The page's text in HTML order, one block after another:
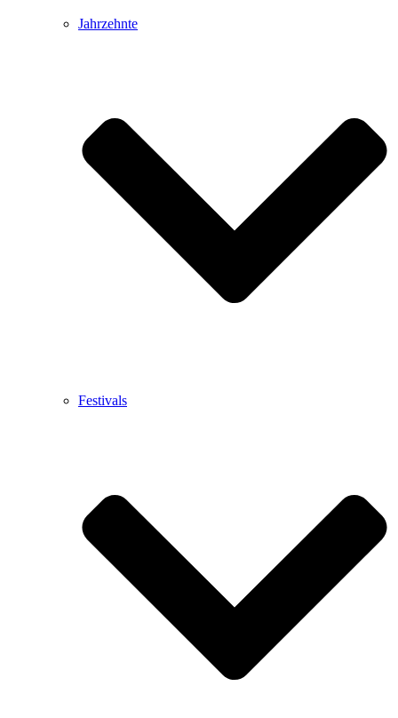
Jahrzehnte
Festivals